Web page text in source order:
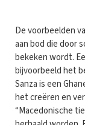
De voorbeelden
aan bod die door
bekeken wordt.
bijvoorbeeld het
Sanza is een
het creëren en
“Macedonische